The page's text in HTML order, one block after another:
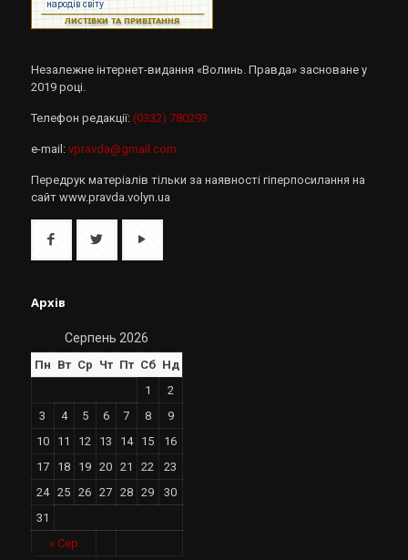
Незалежне інтернет-видання «Волинь. Правда» засноване у
2019 році.
Телефон редакції: (0332) 780293
e-mail: vpravda@gmail.com
Передрук матеріалів тільки за наявності гіперпосилання на
сайт www.pravda.volyn.ua
Архів
Серпень 2026
Пн Вт Ср Чт Пт Сб Нд
« Сер
1
2
3
4 5 6 7 8
9
10
11 12 13 14 15
16
17
18 19 20 21 22
23
24
25 26 27 28 29
30
31